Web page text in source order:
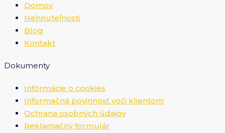
Domov
Nehnuteľnosti
Blog
Kontakt
Dokumenty
Informácie o cookies
Informačná povinnosť voči klientom
Ochrana osobných údajov
Reklamačný formulár